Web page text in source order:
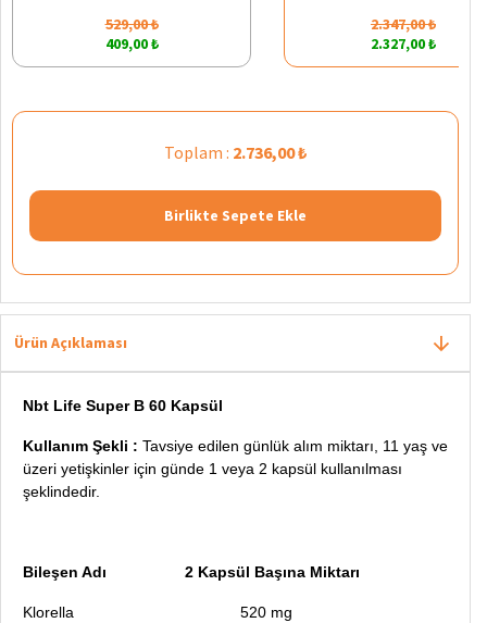
529,00 ₺
409,00 ₺
2.347,00 ₺
2.327,00 ₺
Toplam : 2.736,00 ₺
Birlikte Sepete Ekle
Ürün Açıklaması
Nbt Life Super B 60 Kapsül
Kullanım Şekli : Tavsiye edilen günlük alım miktarı, 11 yaş ve
üzeri yetişkinler için günde 1 veya 2 kapsül kullanılması
şeklindedir.
Bileşen Adı 2 Kapsül Başına Miktarı
Klorella 520 mg